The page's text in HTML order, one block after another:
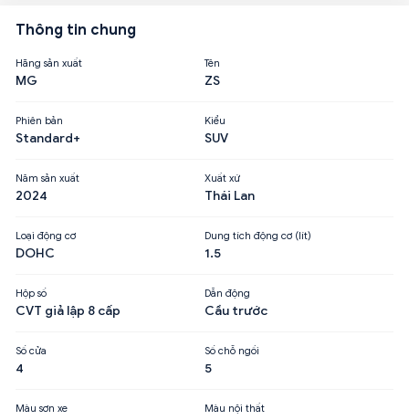
Thông tin chung
Hãng sản xuất
MG
Tên
ZS
Phiên bản
Standard+
Kiểu
SUV
Năm sản xuất
2024
Xuất xứ
Thái Lan
Loại động cơ
DOHC
Dung tích động cơ (lít)
1.5
Hộp số
CVT giả lập 8 cấp
Dẫn động
Cầu trước
Số cửa
4
Số chỗ ngồi
5
Màu sơn xe Màu nội thất